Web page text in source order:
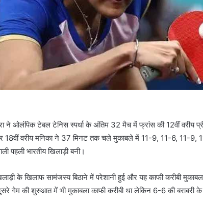
ने ओलंपिक टेबल टेनिस स्पर्धा के अंतिम 32 मैच में फ्रांस की 12वीं वरीय
18वीं वरीय मनिका ने 37 मिनट तक चले मुकाबले में 11-9, 11-6, 11-
पहली भारतीय खिलाड़ी बनी।
के खिलाफ सामंजस्य बिठाने में परेशानी हुई और यह काफी करीबी
की शुरुआत में भी मुकाबला काफी करीबी था लेकिन 6-6 की बराबरी के